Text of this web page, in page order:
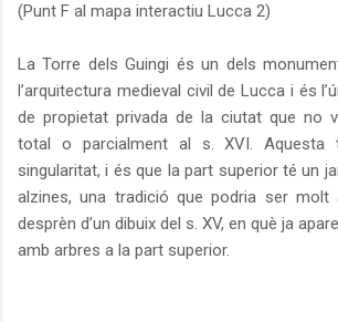
(Punt F al mapa interactiu Lucca 2)
La Torre dels Guingi és un dels
l’arquitectura medieval civil de Lucca i és
de propietat privada de la ciutat que no
total o parcialment al s. XVI. Aquesta
singularitat, i és que la part superior té un
alzines, una tradició que podria ser
desprèn d’un dibuix del s. XV, en què ja
amb arbres a la part superior.